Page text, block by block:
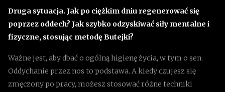
Druga sytuacja. Jak po ciężkim dniu regenerować się
poprzez oddech? Jak szybko odzyskiwać siły mentalne i
fizyczne, stosując metodę Butejki?
Ważne jest, aby dbać o ogólną higienę życia, w tym o sen.
Oddychanie przez nos to podstawa. A kiedy czujesz się
zmęczony po pracy, możesz stosować różne techniki